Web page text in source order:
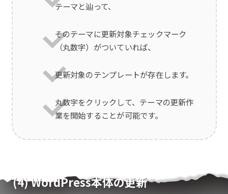
テーマと辿って、
そのテーマに更新対象チェックマーク
（丸数字）がついていれば、
更新対象のテンプレートが存在します。
丸数字をクリックして、テーマの更新作
業を開始することが可能です。
(4) WordPress本体の更新